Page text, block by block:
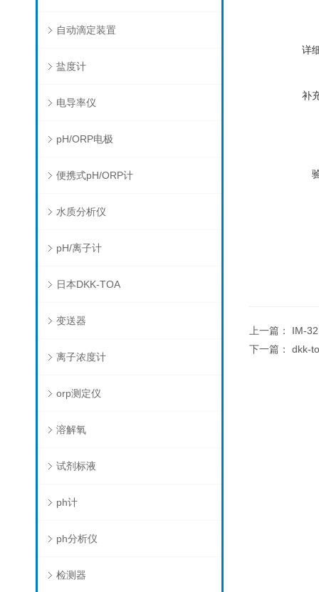
自动滴定装置
盐度计
电导率仪
pH/ORP电极
便携式pH/ORP计
水质分析仪
pH/离子计
日本DKK-TOA
变送器
离子浓度计
orp测定仪
溶解氧
试剂标液
ph计
ph分析仪
检测器
详
补
上一篇： IM-
下一篇： dkk-